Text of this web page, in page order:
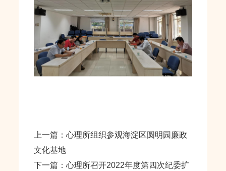
上一篇：心理所组织参观海淀区圆明园廉政
文化基地
下一篇：心理所召开2022年度第四次纪委扩